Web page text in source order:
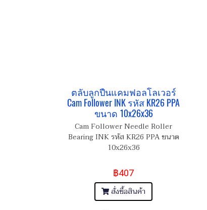
ตลับลูกปืนแคมฟอลโลเวอร์
Cam Follower INK รหัส KR26 PPA
ขนาด 10x26x36
Cam Follower Needle Roller
Bearing INK รหัส KR26 PPA ขนาด
10x26x36
฿407
สั่งซื้อสินค้า